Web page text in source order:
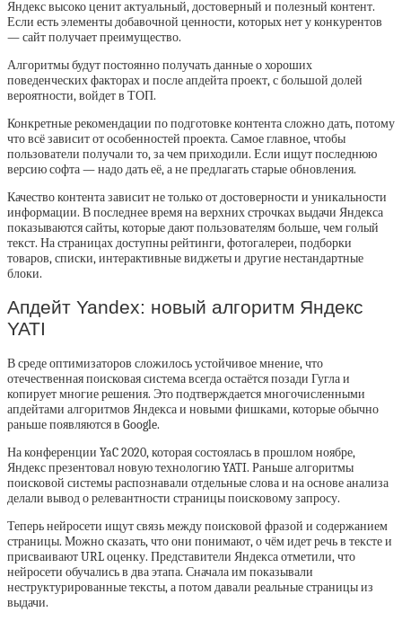
Яндекс высоко ценит актуальный, достоверный и полезный контент.
Если есть элементы добавочной ценности, которых нет у конкурентов
— сайт получает преимущество.
Алгоритмы будут постоянно получать данные о хороших
поведенческих факторах и после апдейта проект, с большой долей
вероятности, войдет в ТОП.
Конкретные рекомендации по подготовке контента сложно дать, потому
что всё зависит от особенностей проекта. Самое главное, чтобы
пользователи получали то, за чем приходили. Если ищут последнюю
версию софта — надо дать её, а не предлагать старые обновления.
Качество контента зависит не только от достоверности и уникальности
информации. В последнее время на верхних строчках выдачи Яндекса
показываются сайты, которые дают пользователям больше, чем голый
текст. На страницах доступны рейтинги, фотогалереи, подборки
товаров, списки, интерактивные виджеты и другие нестандартные
блоки.
Апдейт Yandex: новый алгоритм Яндекс
YATI
В среде оптимизаторов сложилось устойчивое мнение, что
отечественная поисковая система всегда остаётся позади Гугла и
копирует многие решения. Это подтверждается многочисленными
апдейтами алгоритмов Яндекса и новыми фишками, которые обычно
раньше появляются в Google.
На конференции YaC 2020, которая состоялась в прошлом ноябре,
Яндекс презентовал новую технологию YATI. Раньше алгоритмы
поисковой системы распознавали отдельные слова и на основе анализа
делали вывод о релевантности страницы поисковому запросу.
Теперь нейросети ищут связь между поисковой фразой и содержанием
страницы. Можно сказать, что они понимают, о чём идет речь в тексте и
присваивают URL оценку. Представители Яндекса отметили, что
нейросети обучались в два этапа. Сначала им показывали
неструктурированные тексты, а потом давали реальные страницы из
выдачи.